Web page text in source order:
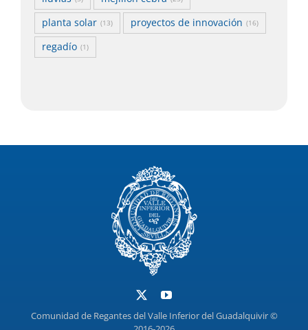
planta solar (13) proyectos de innovación (16)
regadío (1)
Comunidad de Regantes del Valle Inferior del Guadalquivir ©